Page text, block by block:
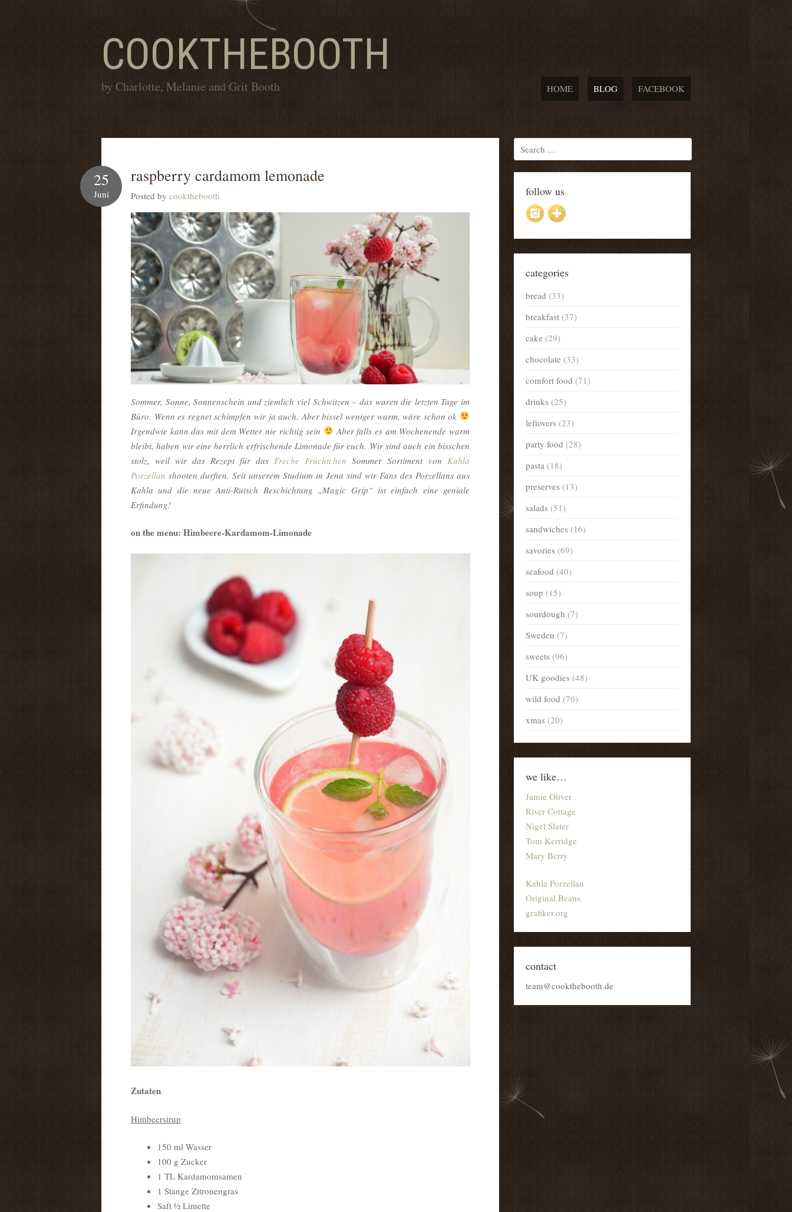
COOKTHEBOOTH
by Charlotte, Melanie and Grit Booth HOME BLOG FACEBOOK
raspberry cardamom lemonade
Posted by cookthebooth
25
Juni
Sommer, Sonne, Sonnenschein und ziemlich viel Schwitzen – das waren die letzten Tage im
Büro. Wenn es regnet schimpfen wir ja auch. Aber bissel weniger warm, wäre schon ok
Irgendwie kann das mit dem Wetter nie richtig sein
Aber falls es am Wochenende warm
bleibt, haben wir eine herrlich erfrischende Limonade für euch. Wir sind auch ein bisschen
stolz, weil wir das Rezept für das Freche Früchtchen Sommer Sortiment von Kahla
Porzellan shooten durften. Seit unserem Studium in Jena sind wir Fans des Porzellans aus
Kahla und die neue Anti-Rutsch Beschichtung „Magic Grip“ ist einfach eine geniale
Erfindung!
on the menu: Himbeere-Kardamom-Limonade
Zutaten
Himbeersirup
150 ml Wasser
100 g Zucker
1 TL Kardamomsamen
1 Stange Zitronengras
Saft ½ Limette
follow us
categories
bread (33)
breakfast (37)
cake (29)
chocolate (33)
comfort food (71)
drinks (25)
leftovers (23)
party food (28)
pasta (18)
preserves (13)
salads (51)
sandwiches (16)
savories (69)
seafood (40)
soup (15)
sourdough (7)
Sweden (7)
sweets (96)
UK goodies (48)
wild food (70)
xmas (20)
we like…
Jamie Oliver
River Cottage
Nigel Slater
Tom Kerridge
Mary Berry
Kahla Porzellan
Original Beans
grafiker.org
contact
team@cookthebooth.de